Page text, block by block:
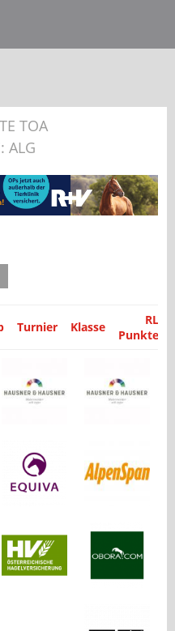
of non-object in
src/Application/
TOA
ALG
Turnier Klasse
RL
Punkte